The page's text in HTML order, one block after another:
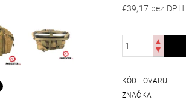
€39,17 bez DPH
KÓD TOVARU
ZNAČKA